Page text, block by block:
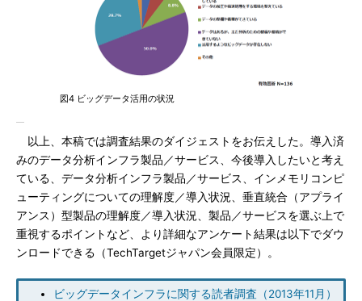
図4 ビッグデータ活用の状況
以上、本稿では調査結果のダイジェストをお伝えした。導入済
みのデータ分析インフラ製品／サービス、今後導入したいと考え
ている、データ分析インフラ製品／サービス、インメモリコンピ
ューティングについての理解度／導入状況、垂直統合（アプライ
アンス）型製品の理解度／導入状況、製品／サービスを選ぶ上で
重視するポイントなど、より詳細なアンケート結果は以下でダウ
ンロードできる（TechTargetジャパン会員限定）。
ビッグデータインフラに関する読者調査（2013年11月）